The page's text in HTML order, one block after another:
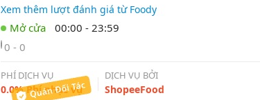
Xem thêm lượt đánh giá từ Foody
00:00 - 23:59
0 - 0
PHÍ DỊCH VỤ
0.0% Phí phục vụ
DỊCH VỤ BỞI
ShopeeFood